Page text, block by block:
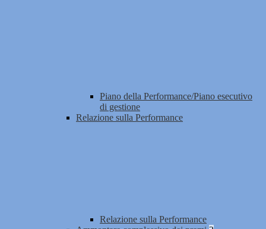
Piano della Performance/Piano esecutivo
di gestione
Relazione sulla Performance
Relazione sulla Performance